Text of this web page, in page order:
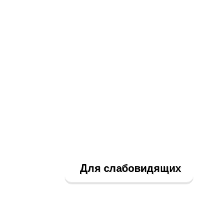
Для слабовидящих